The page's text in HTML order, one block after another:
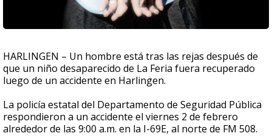
HARLINGEN – Un hombre está tras las rejas después de
que un niño desaparecido de La Feria fuera recuperado
luego de un accidente en Harlingen.
La policía estatal del Departamento de Seguridad Pública
respondieron a un accidente el viernes 2 de febrero
alrededor de las 9:00 a.m. en la I-69E, al norte de FM 508.